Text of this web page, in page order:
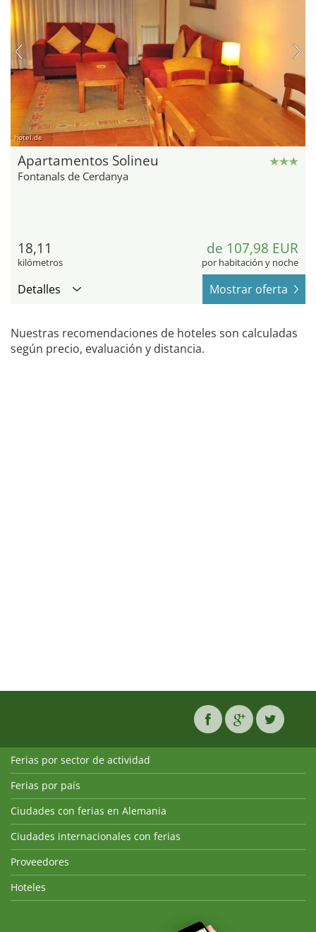
hotel.de
Apartamentos Solineu
Fontanals de Cerdanya
18,11
kilómetros
de 107,98 EUR
por habitación y noche
Detalles Mostrar oferta
Nuestras recomendaciones de hoteles son calculadas
según precio, evaluación y distancia.
Ferias por sector de actividad
Ferias por país
Ciudades con ferias en Alemania
Ciudades internacionales con ferias
Proveedores
Hoteles